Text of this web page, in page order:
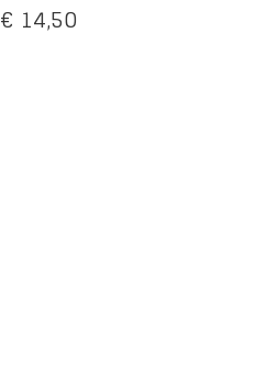
€ 14,50